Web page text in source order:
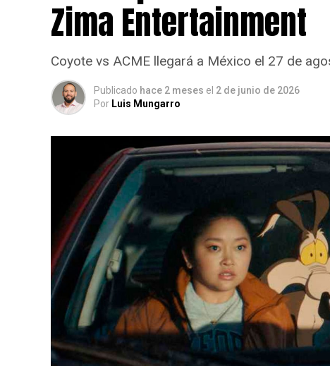
Zima Entertainment
Coyote vs ACME llegará a México el 27 de
Publicado hace 2 meses el 2 de junio de 2026
Por Luis Mungarro